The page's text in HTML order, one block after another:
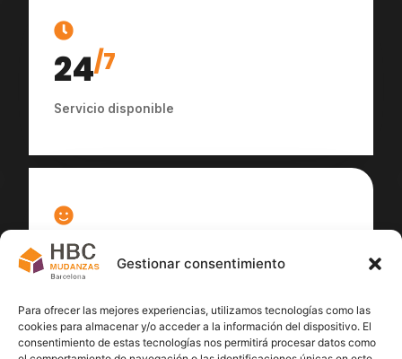
Gestionar consentimiento
Para ofrecer las mejores experiencias, utilizamos tecnologías como las
cookies para almacenar y/o acceder a la información del dispositivo. El
consentimiento de estas tecnologías nos permitirá procesar datos como
24/7
Servicio disponible
100